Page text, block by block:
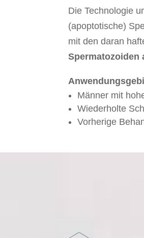
Die Technologie
(apoptotische)
mit den daran
Männer mit
Wiederholte
Vorherige